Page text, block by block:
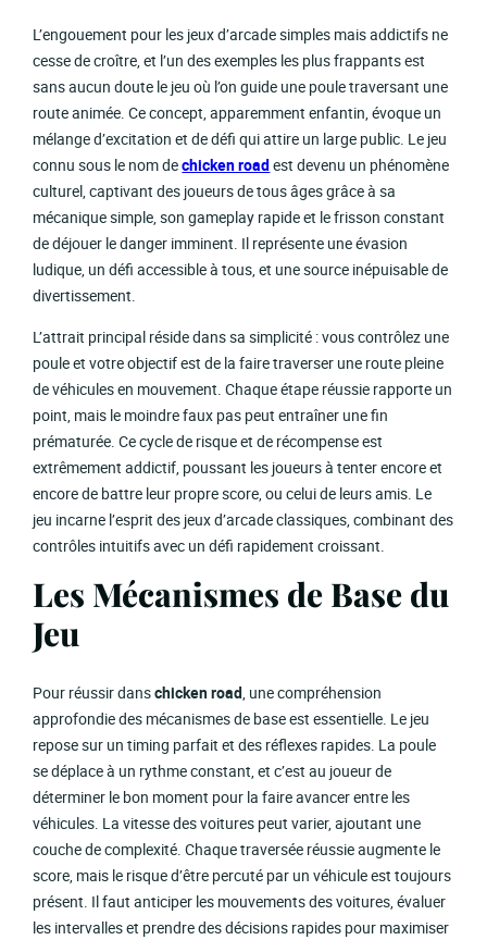
L’engouement pour les jeux d’arcade simples mais addictifs ne
cesse de croître, et l’un des exemples les plus frappants est
sans aucun doute le jeu où l’on guide une poule traversant une
route animée. Ce concept, apparemment enfantin, évoque un
mélange d’excitation et de défi qui attire un large public. Le jeu
connu sous le nom dechicken roadest devenu un phénomène
culturel, captivant des joueurs de tous âges grâce à sa
mécanique simple, son gameplay rapide et le frisson constant
de déjouer le danger imminent. Il représente une évasion
ludique, un défi accessible à tous, et une source inépuisable de
divertissement.
L’attrait principal réside dans sa simplicité : vous contrôlez une
poule et votre objectif est de la faire traverser une route pleine
de véhicules en mouvement. Chaque étape réussie rapporte un
point, mais le moindre faux pas peut entraîner une fin
prématurée. Ce cycle de risque et de récompense est
extrêmement addictif, poussant les joueurs à tenter encore et
encore de battre leur propre score, ou celui de leurs amis. Le
jeu incarne l’esprit des jeux d’arcade classiques, combinant des
contrôles intuitifs avec un défi rapidement croissant.
Les Mécanismes de Base du
Jeu
Pour réussir danschicken road, une compréhension
approfondie des mécanismes de base est essentielle. Le jeu
repose sur un timing parfait et des réflexes rapides. La poule
se déplace à un rythme constant, et c’est au joueur de
déterminer le bon moment pour la faire avancer entre les
véhicules. La vitesse des voitures peut varier, ajoutant une
couche de complexité. Chaque traversée réussie augmente le
score, mais le risque d’être percuté par un véhicule est toujours
présent. Il faut anticiper les mouvements des voitures, évaluer
les intervalles et prendre des décisions rapides pour maximiser